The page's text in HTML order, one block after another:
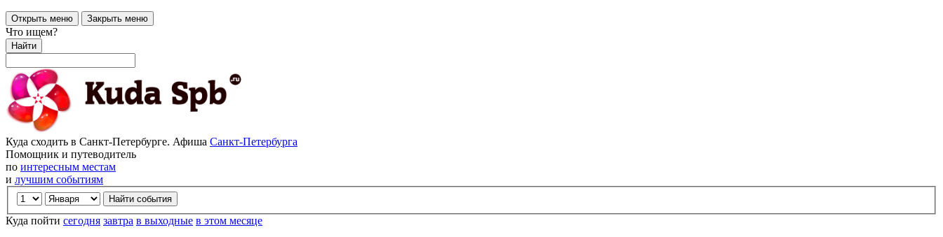
Открыть меню Закрыть меню
Что ищем?
Найти
Куда сходить в Санкт-Петербурге. Афиша Санкт-Петербурга
Помощник и путеводитель
по интересным местам
и лучшим событиям
Куда пойти сегодня завтра в выходные в этом месяце